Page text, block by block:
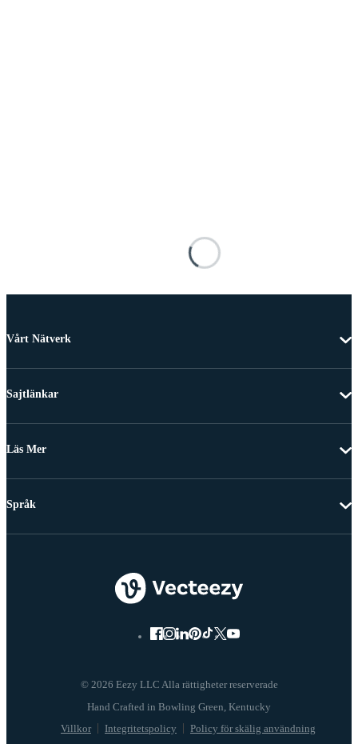
Vårt Nätverk
Sajtlänkar
Läs Mer
© 2026 Eezy LLC Alla rättigheter reserverade
Villkor Integritetspolicy Policy för skälig användning
Språk